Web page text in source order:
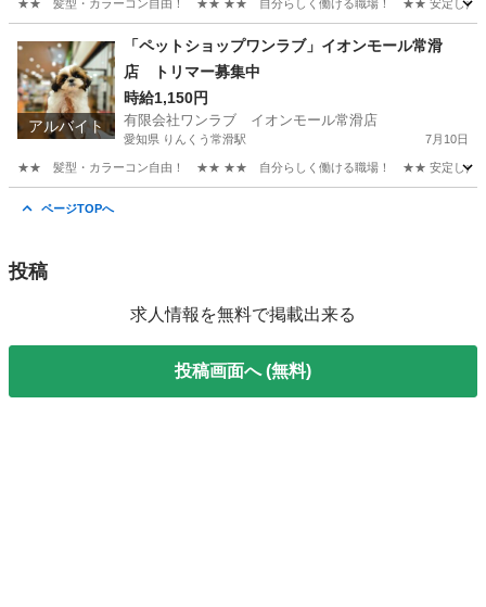
★★ 髪型・カラーコン自由！ ★★ ★★ 自分らしく働ける職場！ ★★ 安定した会社で
勝川駅 その他 スタッフ
アルバイト
「ペットショップワンラブ」イオンモール常滑
店 トリマー募集中
時給1,150円
有限会社ワンラブ イオンモール常滑店
愛知県 りんくう常滑駅 7月10日
★★ 髪型・カラーコン自由！ ★★ ★★ 自分らしく働ける職場！ ★★ 安定した会社で
ページTOPへ
投稿
求人情報を無料で掲載出来る
投稿画面へ (無料)